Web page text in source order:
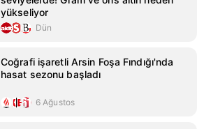
yükseliyor
Dün
Coğrafi işaretli Arsin Foşa Fındığı'nda
hasat sezonu başladı
6 Ağustos